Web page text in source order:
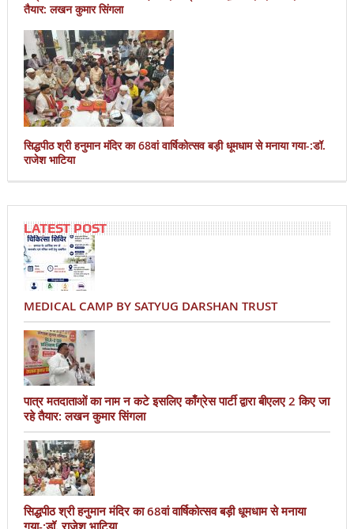
तैयार: लखन कुमार सिंगला
सिद्धपीठ श्री हनुमान मंदिर का 68वां वार्षिकोत्सव बड़ी धूमधाम से मनाया गया-:डॉ.
राजेश भाटिया
LATEST POST
MEDICAL CAMP BY SATYUG DARSHAN TRUST
पात्र मतदाताओं का नाम न कटे इसलिए काँग्रेस पार्टी द्वारा बीएलए 2 किए जा
रहे तैयार: लखन कुमार सिंगला
सिद्धपीठ श्री हनुमान मंदिर का 68वां वार्षिकोत्सव बड़ी धूमधाम से मनाया